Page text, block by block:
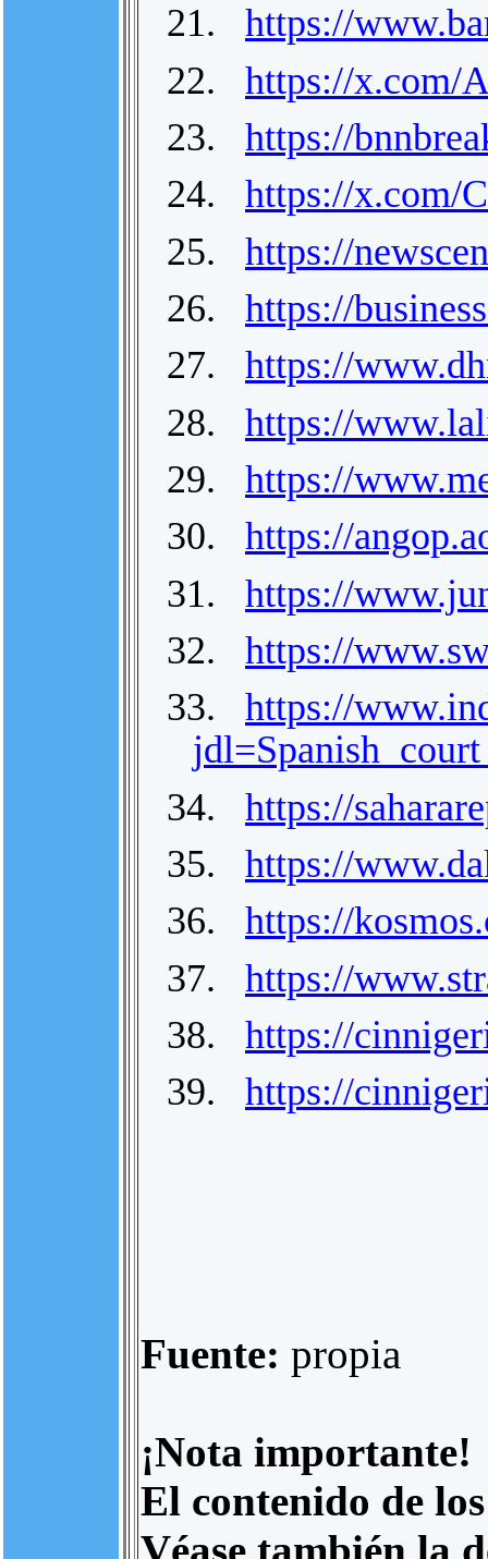
21.
https://
22.
https://x.com/
23.
https://
24.
https://x.com/
25.
https://
26.
https://
27.
https://
28.
https://
29.
https://
30.
https://
31.
https://
32.
https://
33.
https://
34.
https://
35.
https://
36.
https://
37.
https://
38.
https://
39.
https://
Fuente: propia
¡Nota importante!
El contenido de
Véase también la